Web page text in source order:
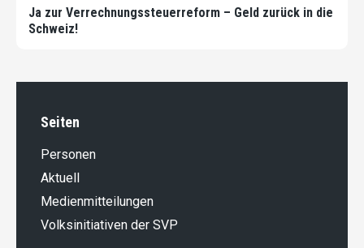
Ja zur Verrechnungssteuerreform – Geld zurück in die
Schweiz!
Seiten
Personen
Aktuell
Medienmitteilungen
Volksinitiativen der SVP